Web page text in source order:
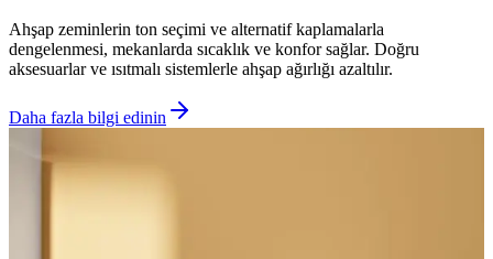
Ahşap zeminlerin ton seçimi ve alternatif kaplamalarla
dengelenmesi, mekanlarda sıcaklık ve konfor sağlar. Doğru
aksesuarlar ve ısıtmalı sistemlerle ahşap ağırlığı azaltılır.
Daha fazla bilgi edinin